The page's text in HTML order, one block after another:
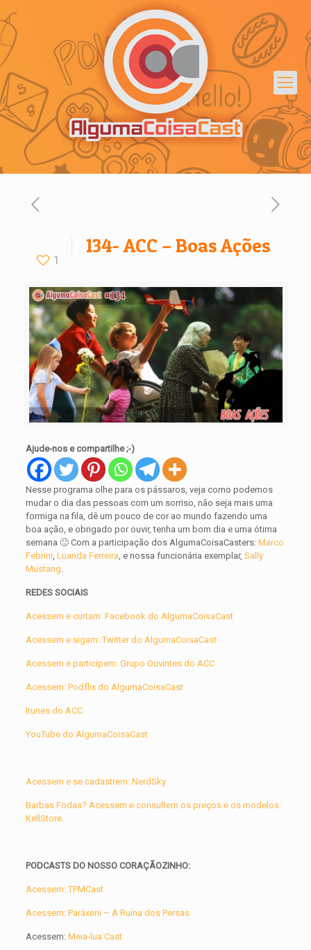
1
134- ACC – Boas Ações
Ajude-nos e compartilhe ;-)
Nesse programa olhe para os pássaros, veja como podemos
mudar o dia das pessoas com um sorriso, não seja mais uma
formiga na fila, dê um pouco de cor ao mundo fazendo uma
boa ação, e obrigado por ouvir, tenha um bom dia e uma ótima
semana 🙂 Com a participação dos AlgumaCoisaCasters:Marco
Febrini,Luanda Ferreira, e nossa funcionária exemplar,Sally
Mustang.
REDES SOCIAIS
Acessem e curtam: Facebook do AlgumaCoisaCast
Acessem e sigam: Twitter do AlgumaCoisaCast
Acessem e participem: Grupo Ouvintes do ACC
Acessem: Podflix do AlgumaCoisaCast
Itunes do ACC
YouTube do AlgumaCoisaCast
Acessem e se cadastrem: NerdSky
Barbas Fodas? Acessem e consultem os preços e os modelos:
KellStore.
PODCASTS DO NOSSO CORAÇÃOZINHO:
Acessem: TPMCast
Acessem: Paráxeni – A Ruína dos Persas
Acessem: Meia-lua Cast